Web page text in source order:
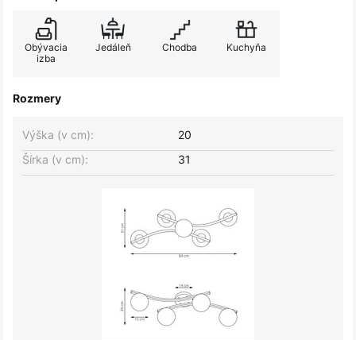
Obývacia
izba
Jedáleň Chodba Kuchyňa
Rozmery
Šírka (v cm): 31
Výška (v cm): 20